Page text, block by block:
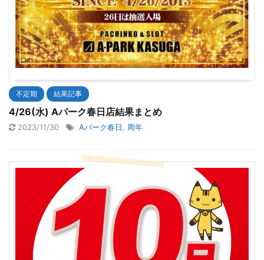
不定期 結果記事
4/26(水) Aパーク春日店結果まとめ
2023/11/30 Aパーク春日 周年